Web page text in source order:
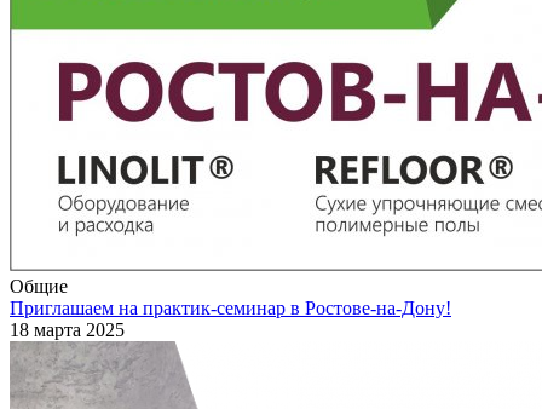
Общие
Приглашаем на практик-семинар в Ростове-на-Дону!
18 марта 2025